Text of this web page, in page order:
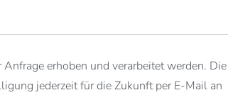
erhoben und verarbeitet werden.
jederzeit für die Zukunft per E-Mail an